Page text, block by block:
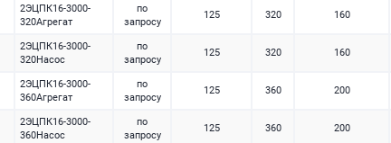
2ЭЦПК16-3000-
320Агрегат
по
запросу
125 320 160
2ЭЦПК16-3000-
320Насос
по
запросу
125 320 160
2ЭЦПК16-3000-
360Агрегат
по
запросу
125 360 200
2ЭЦПК16-3000-
360Насос
по
запросу
125 360 200